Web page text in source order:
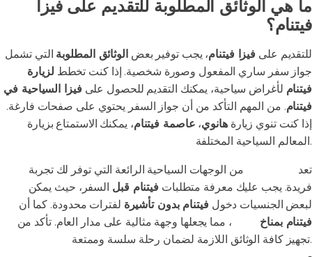
ما هي الوثائق المطلوبة للتقديم على فيزا
فيتنام؟
للتقديم على فيزا فيتنام، يجب توفير بعض الوثائق المطلوبة التي تشمل
جواز سفر ساري المفعول وصورة شخصية. إذا كنت تخطط لزيارة
فيتنام لأغراض سياحية، يمكنك التقديم للحصول على فيزا السياحية في
فيتنام. من المهم التأكد من أن جواز السفر يحتوي على صفحات فارغة.
إذا كنت تنوي زيارةهانوي، عاصمة فيتنام، يمكنك الاستمتاع بزيارة
المعالم السياحية المختلفة.
تعد
من الوجهات السياحية الرائعة التي توفر لك تجربة
فريدة. يجب عليك معرفة متطلبات فيتنام قبل السفر، حيث يمكن
لبعض الجنسيات دخول فيتنام بدون تأشيرة لفترات محدودة. كما أن
فيتنام بمناخ
، مما يجعلها وجهة مثالية على مدار العام. تأكد من
تجهيز كافة الوثائق اللازمة لضمان رحلة سلسة وممتعة.